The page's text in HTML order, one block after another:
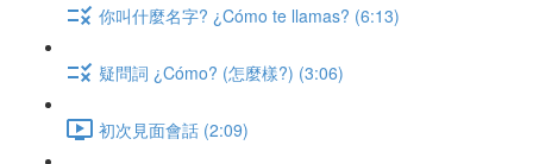
你叫什麼名字? ¿Cómo te llamas? (6:13)
疑問詞 ¿Cómo? (怎麼樣?) (3:06)
初次見面會話 (2:09)